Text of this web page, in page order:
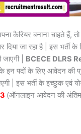
कैरियर बनाना चाहते हैं,
दिया जा रहा है | इस भर्ती
| BCECE DLRS
इन पदों के लिए आवेदन की
| इस भर्ती के इच्छुक एवं
(ऑनलाइन आवेदन की